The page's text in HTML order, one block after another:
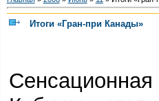
Итоги «Гран-при Канады»